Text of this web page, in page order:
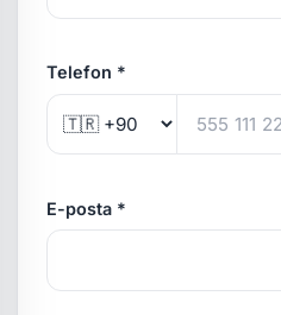
Telefon *
E-posta *